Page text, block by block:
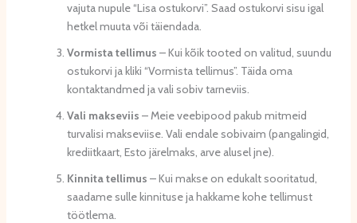
vajuta nupule “Lisa ostukorvi”. Saad ostukorvi sisu igal
hetkel muuta või täiendada.
Vormista tellimus – Kui kõik tooted on valitud, suundu
ostukorvi ja kliki “Vormista tellimus”. Täida oma
kontaktandmed ja vali sobiv tarneviis.
Vali makseviis – Meie veebipood pakub mitmeid
turvalisi makseviise. Vali endale sobivaim (pangalingid,
krediitkaart, Esto järelmaks, arve alusel jne).
Kinnita tellimus – Kui makse on edukalt sooritatud,
saadame sulle kinnituse ja hakkame kohe tellimust
töötlema.